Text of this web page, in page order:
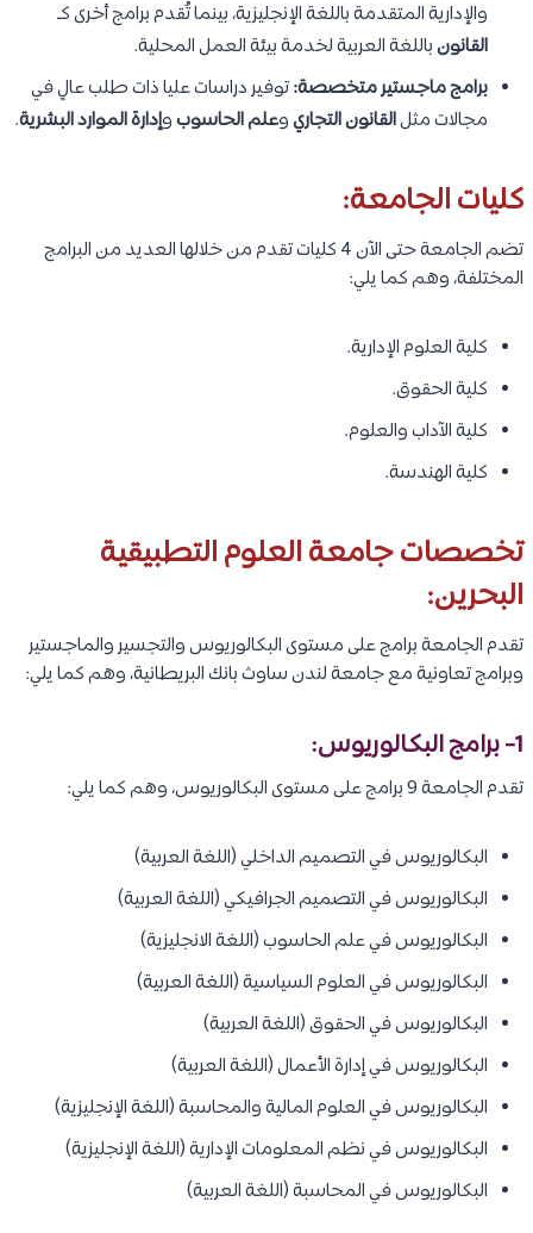
والإدارية المتقدمة باللغة الإنجليزية، بينما تُقدم برامج أخرى كـ
القانونباللغة العربية لخدمة بيئة العمل المحلية.
برامج ماجستير متخصصة:توفير دراسات عليا ذات طلب عالٍ في
مجالات مثلالقانون التجاريوعلم الحاسوبوإدارة الموارد البشرية.
كليات الجامعة:
تضم الجامعة حتى الآن 4 كليات تقدم من خلالها العديد من البرامج
المختلفة، وهم كما يلي:
كلية العلوم الإدارية.
كلية الحقوق.
كلية الآداب والعلوم.
كلية الهندسة.
تخصصات جامعة العلوم التطبيقية
البحرين:
تقدم الجامعة برامج على مستوى البكالوريوس والتجسير والماجستير
وبرامج تعاونية مع جامعة لندن ساوث بانك البريطانية، وهم كما يلي:
1- برامج البكالوريوس:
تقدم الجامعة 9 برامج على مستوى البكالوريوس، وهم كما يلي:
البكالوريوس في التصميم الداخلي (اللغة العربية)
البكالوريوس في التصميم الجرافيكي (اللغة العربية)
البكالوريوس في علم الحاسوب (اللغة الانجليزية)
البكالوريوس في العلوم السياسية (اللغة العربية)
البكالوريوس في الحقوق (اللغة العربية)
البكالوريوس في إدارة الأعمال (اللغة العربية)
البكالوريوس في العلوم المالية والمحاسبة (اللغة الإنجليزية)
البكالوريوس في نظم المعلومات الإدارية (اللغة الإنجليزية)
البكالوريوس في المحاسبة (اللغة العربية)